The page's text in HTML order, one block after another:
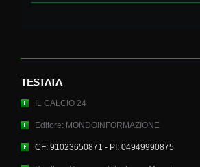
TESTATA
IL CALCIO 24
Editore: MONDOINFORMAZIONE
CF: 91023650871 - PI: 04949990875